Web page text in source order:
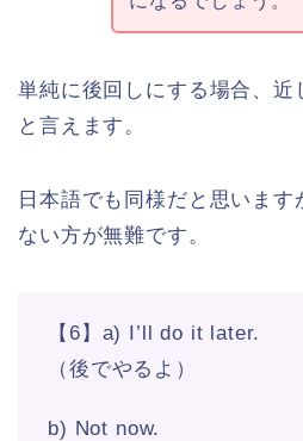
単純に後回しにする場合、近
と言えます。
日本語でも同様だと思いま
ない方が無難です。
【6】a) I’ll do it later.
（後でやるよ）
b) Not now.